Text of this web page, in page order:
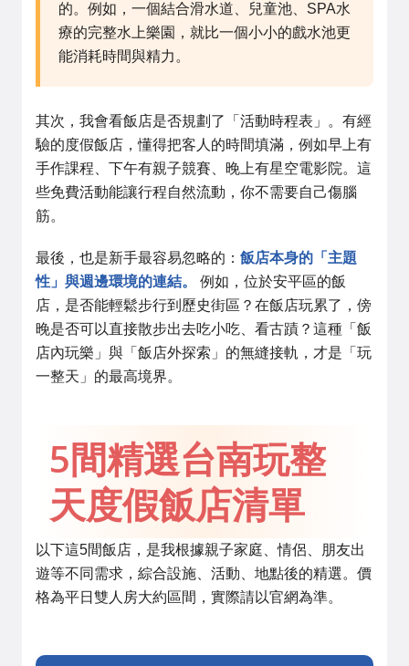
的。例如，一個結合滑水道、兒童池、SPA水
療的完整水上樂園，就比一個小小的戲水池更
能消耗時間與精力。
其次，我會看飯店是否規劃了「活動時程表」。有經
驗的度假飯店，懂得把客人的時間填滿，例如早上有
手作課程、下午有親子競賽、晚上有星空電影院。這
些免費活動能讓行程自然流動，你不需要自己傷腦
筋。
最後，也是新手最容易忽略的： 飯店本身的「主題
性」與週邊環境的連結。
例如，位於安平區的飯
店，是否能輕鬆步行到歷史街區？在飯店玩累了，傍
晚是否可以直接散步出去吃小吃、看古蹟？這種「飯
店內玩樂」與「飯店外探索」的無縫接軌，才是「玩
一整天」的最高境界。
5間精選台南玩整
天度假飯店清單
以下這5間飯店，是我根據親子家庭、情侶、朋友出
遊等不同需求，綜合設施、活動、地點後的精選。價
格為平日雙人房大約區間，實際請以官網為準。